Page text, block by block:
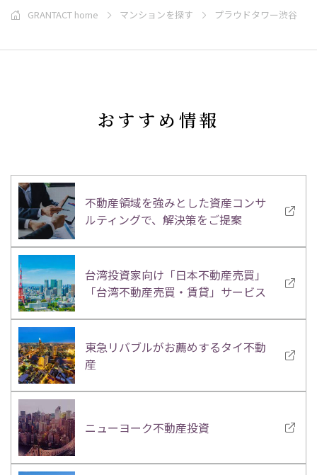
GRANTACT home マンションを探す プラウドタワー渋谷
おすすめ情報
不動産領域を強みとした資産コンサ
ルティングで、解決策をご提案
台湾投資家向け「日本不動産売買」
「台湾不動産売買・賃貸」サービス
東急リバブルがお薦めするタイ不動
産
ニューヨーク不動産投資